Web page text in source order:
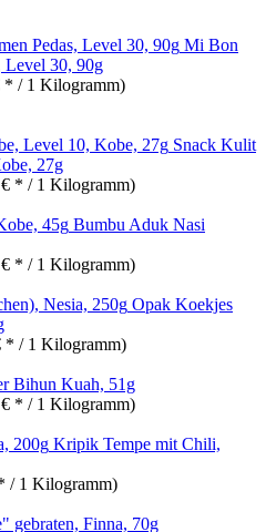
Mi Bon
Level 30, 90g
* / 1 Kilogramm)
Snack Kulit
27g
* / 1 Kilogramm)
Bumbu Aduk Nasi
* / 1 Kilogramm)
Opak Koekjes
* / 1 Kilogramm)
Bihun Kuah, 51g
* / 1 Kilogramm)
Kripik Tempe mit Chili,
/ 1 Kilogramm)